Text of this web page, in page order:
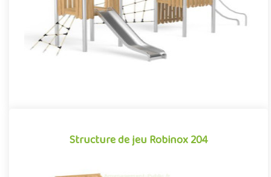
Offre partenaire
Structure de jeu Robinox 204